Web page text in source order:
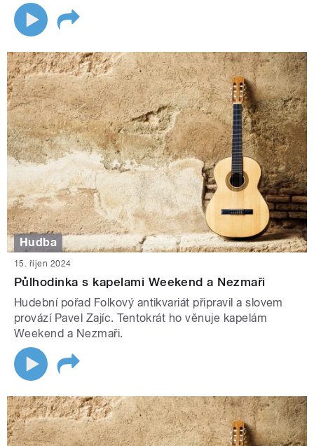
Hudba
15. říjen 2024
Půlhodinka s kapelami Weekend a Nezmaři
Hudební pořad Folkový antikvariát připravil a slovem
provází Pavel Zajíc. Tentokrát ho věnuje kapelám
Weekend a Nezmaři.